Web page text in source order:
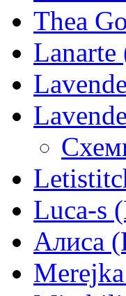
Thea
Lanarte
Luca-s
Алиса